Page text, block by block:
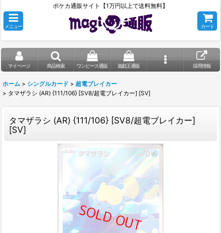
ポケカ通販サイト【1万円以上で送料無料】
メニュー カート
マイページ 商品検索 ワンピース通販 遊戯王通販 採用情報
ホーム > シングルカード > 超電ブレイカー
> タマザラシ (AR) {111/106} [SV8/超電ブレイカー] [SV]
タマザラシ (AR) {111/106} [SV8/超電ブレイカー]
[SV]